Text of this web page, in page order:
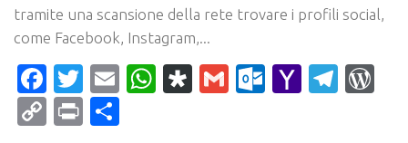
tramite una scansione della rete trovare i profili social,
come Facebook, Instagram,...
Facebook
Twitter
EmailWhatsApp
Diaspora
Gmail Yahoo
CopyPrint